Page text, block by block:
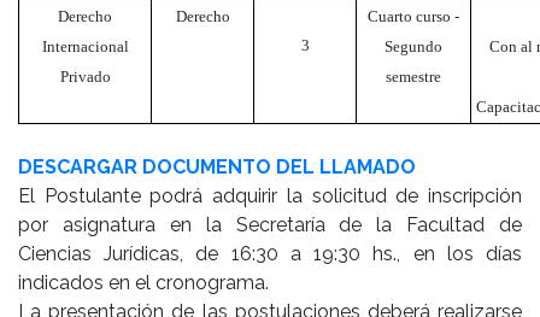
Derecho
Internacional
Privado
Derecho
3
Cuarto curso -
Segundo
semestre
Con al
DESCARGAR DOCUMENTO DEL LLAMADO
El Postulante podrá adquirir la solicitud de inscripción
por asignatura en la Secretaría de la Facultad de
Ciencias Jurídicas, de 16:30 a 19:30 hs., en los días
indicados en el cronograma.
La presentación de las postulaciones deberá realizarse